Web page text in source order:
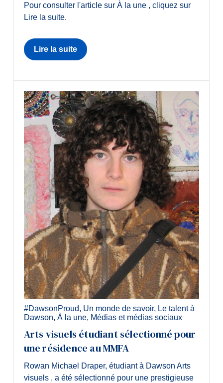
Pour consulter l'article sur À la une , cliquez sur
Lire la suite.
Lire la suite
#DawsonProud, Un monde de savoir, Le talent à
Dawson, À la une, Médias et médias sociaux
Arts visuels étudiant sélectionné pour
une résidence au MMFA
Rowan Michael Draper, étudiant à Dawson Arts
visuels , a été sélectionné pour une prestigieuse